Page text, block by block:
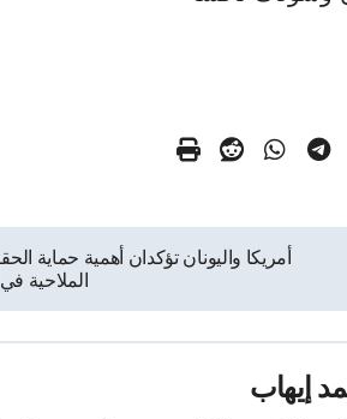
أمريكا واليونان تؤكدان أهمية حماية
الملاحية
إيهاب